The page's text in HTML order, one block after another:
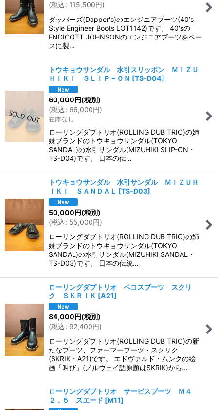
(税込: 115,500円)
ダッパーズ(Dapper's)のエンジニアブーツ(40’s
Style Engineer Boots LOT1142)です。 40'sの
ENDICOTT JOHNSONのエンジニアブーツをベー
スに製…
トウキョウサンダル 水引スリッポン ＭＩＺＵ
ＨＩＫＩ ＳＬＩＰ－ＯＮ [TS-D04]
60,000円(税別)
(税込: 66,000円)
在庫なし
ローリングダブトリオ(ROLLING DUB TRIO)の姉
妹ブランドのトウキョウサンダル(TOKYO
SANDAL)の水引サンダル(MIZUHIKI SLIP-ON・
TS-D04)です。 日本の伝…
トウキョウサンダル 水引サンダル ＭＩＺＵＨ
ＩＫＩ ＳＡＮＤＡＬ [TS-D03]
50,000円(税別)
(税込: 55,000円)
ローリングダブトリオ(ROLLING DUB TRIO)の姉
妹ブランドのトウキョウサンダル(TOKYO
SANDAL)の水引サンダル(MIZUHIKI SANDAL・
TS-D03)です。 日本の伝統…
ローリングダブトリオ ペコスブーツ スクリ
ク ＳＫＲＩＫ [A21]
84,000円(税別)
(税込: 92,400円)
ローリングダブトリオ(ROLLING DUB TRIO)の新
たなブーツ、ファーマーブーツ・スクリク
(SKRIK・A21)です。 エドヴァルド・ムンクの絵
画「叫び」(ノルウェイ語原題はSKRIK)から…
ローリングダブトリオ サービスブーツ Ｍ４
２．５ スエード [M11]